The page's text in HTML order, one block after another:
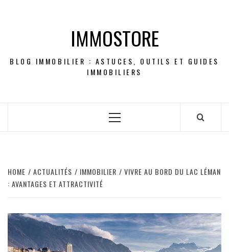
IMMOSTORE
BLOG IMMOBILIER : ASTUCES, OUTILS ET GUIDES
IMMOBILIERS
Primary
HOME ACTUALITÉS IMMOBILIER
VIVRE AU BORD DU LAC LÉMAN
: AVANTAGES ET ATTRACTIVITÉ